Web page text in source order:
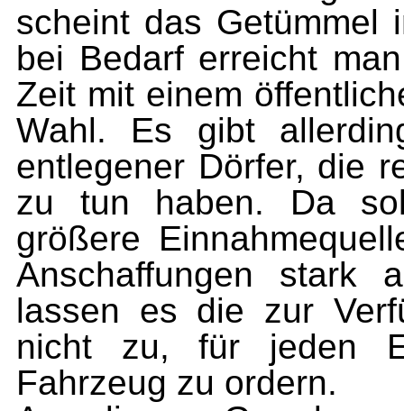
scheint das Getümmel
bei Bedarf erreicht
Zeit mit einem
Wahl. Es gibt
entlegener Dörfer, die
zu tun haben. Da
größere
Anschaffungen stark
lassen es die zur
nicht zu, für jeden
Fahrzeug zu ordern.